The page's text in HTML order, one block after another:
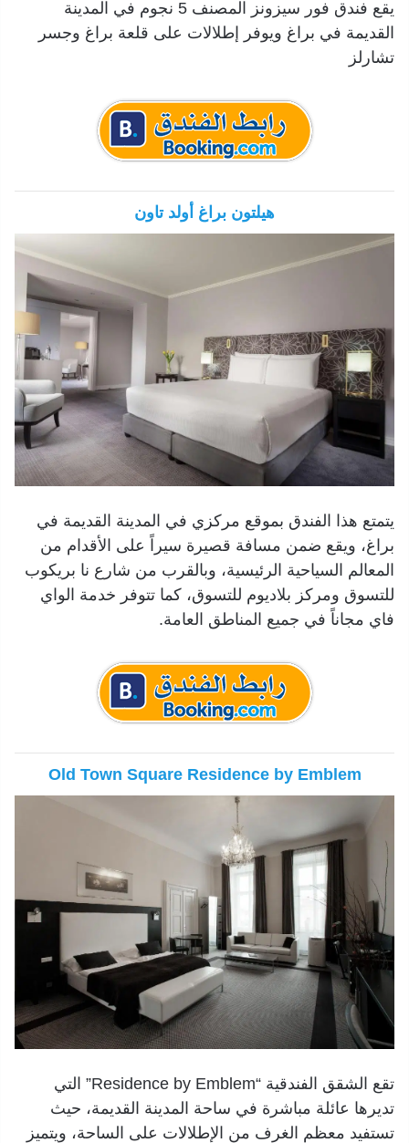
يقع فندق فور سيزونز المصنف 5 نجوم في المدينة
القديمة في براغ ويوفر إطلالات على قلعة براغ وجسر
تشارلز
هيلتون براغ أولد تاون
يتمتع هذا الفندق بموقع مركزي في المدينة القديمة في
براغ، ويقع ضمن مسافة قصيرة سيراً على الأقدام من
المعالم السياحية الرئيسية، وبالقرب من شارع نا بريكوب
للتسوق ومركز بلاديوم للتسوق، كما تتوفر خدمة الواي
فاي مجاناً في جميع المناطق العامة.
Old Town Square Residence by Emblem
تقع الشقق الفندقية “Residence by Emblem” التي
تديرها عائلة مباشرة في ساحة المدينة القديمة، حيث
تستفيد معظم الغرف من الإطلالات على الساحة، ويتميز